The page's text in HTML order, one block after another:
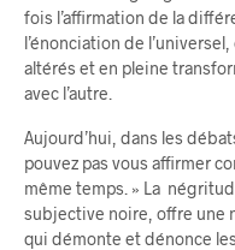
fois l’affirmation de la
l’énonciation de
altérés et en pleine
avec l’autre.
Aujourd’hui, dans les
pouvez pas vous affirmer
même temps. » La
subjective noire, offre une
qui démonte et dénonce